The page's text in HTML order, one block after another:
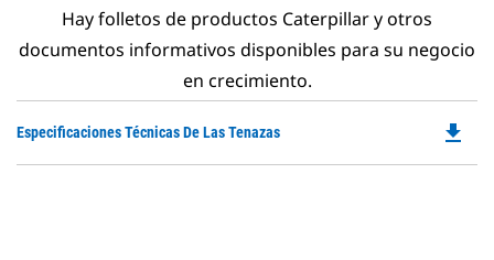
Hay folletos de productos Caterpillar y otros
documentos informativos disponibles para su negocio
en crecimiento.
Especificaciones Técnicas De Las Tenazas file_download